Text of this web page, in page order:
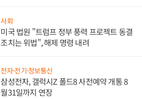
사회
미국 법원 "트럼프 정부 풍력 프로젝트 동결
조치는 위법", 해제 명령 내려
전자·전기·정보통신
삼성전자, 갤럭시Z 폴드8 사전예약 개통 8
월31일까지 연장